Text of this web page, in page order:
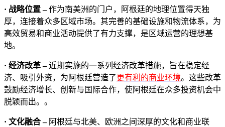
· 战略位置 –作为南美洲的门户，阿根廷的地理位置得天独
厚，连接着众多区域市场。其完善的基础设施和物流体系，为
高效贸易和商业活动提供了有力支撑，是区域运营的理想基
地。
· 经济改革 –近期实施的一系列经济改革措施，旨在稳定经
济、吸引外资，为阿根廷营造了 更有利的商业环境。这些改革
鼓励经济增长、创新与国际合作，使阿根廷在众多投资机会中
脱颖而出。。
· 文化融合 – 阿根廷与北美、欧洲之间深厚的文化和商业联